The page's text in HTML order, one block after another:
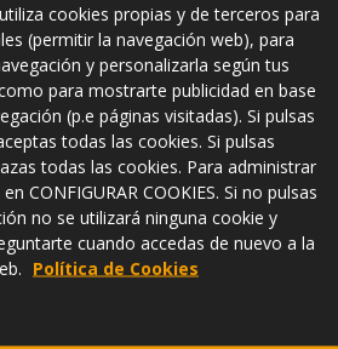
EXTRA para pagos con
cookies propias y de terceros para
(permitir la navegación web), para
y personalizarla según tus
para mostrarte publicidad en base
(p.e páginas visitadas). Si pulsas
todas las cookies. Si pulsas
todas las cookies. Para administrar
CONFIGURAR COOKIES. Si no pulsas
no se utilizará ninguna cookie y
cuando accedas de nuevo a la
Política de Cookies